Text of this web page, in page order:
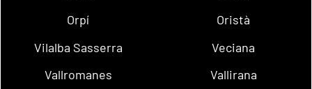
Orpí
Oristà
Vilalba Sasserra
Veciana
Vallromanes
Vallirana